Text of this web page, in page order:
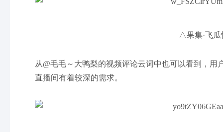
△果集·飞瓜
从@毛毛～大鸭梨的视频评论云词中也可以看到，
直播间有着较深的需求。